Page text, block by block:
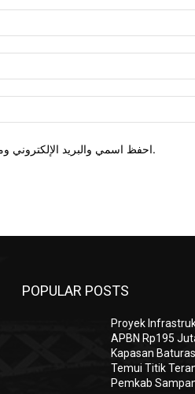
احفظ اسمي والبريد الإلكتروني وموقع الويب في هذا المتصفح للمرة الأولى التي أعلق فيها.
POPULAR POSTS
Proyek
APBN Rp195
Kapasan
Temui Titik
Pemkab